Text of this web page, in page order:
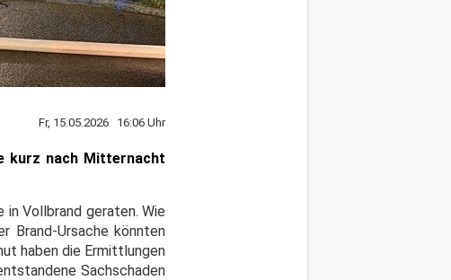
Fr, 15.05.2026 16:06 Uhr
kurz nach Mitternacht
Vollbrand geraten. Wie
Brand-Ursache könnten
haben die Ermittlungen
Sachschaden